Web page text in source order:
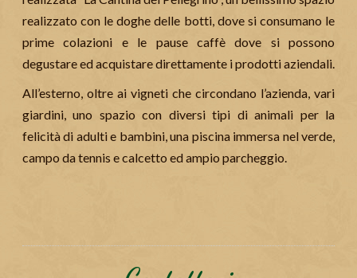
realizzato con le doghe delle botti, dove si consumano le
prime colazioni e le pause caffè dove si possono
degustare ed acquistare direttamente i prodotti aziendali.
All’esterno, oltre ai vigneti che circondano l’azienda, vari
giardini, uno spazio con diversi tipi di animali per la
felicità di adulti e bambini, una piscina immersa nel verde,
campo da tennis e calcetto ed ampio parcheggio.